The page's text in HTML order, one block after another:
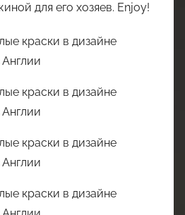
для его хозяев. Enjoy!